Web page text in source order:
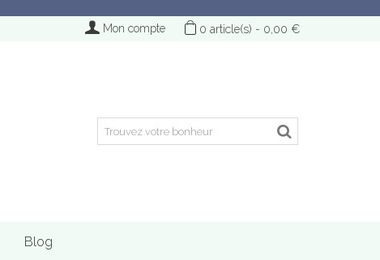
0 article(s) - 0,00 €
Mon compte
Blog